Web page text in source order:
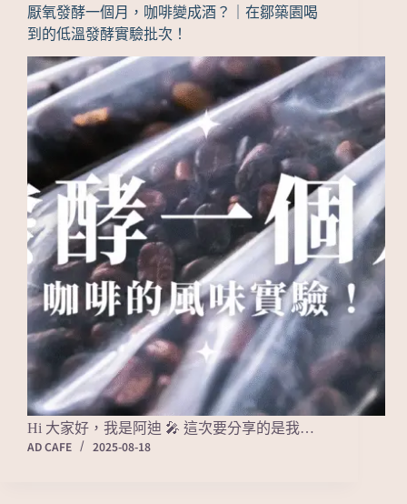
厭氧發酵一個月，咖啡變成酒？｜在鄒築園喝
到的低溫發酵實驗批次！
Hi 大家好，我是阿迪 🎤 這次要分享的是我…
AD CAFE
2025-08-18